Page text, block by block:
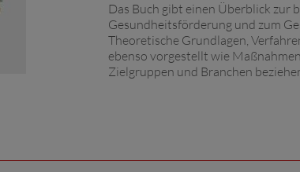
Das Buch gibt einen Überblick zur
Gesundheitsförderung und zum
Theoretische Grundlagen,
ebenso vorgestellt wie
Zielgruppen und Branchen